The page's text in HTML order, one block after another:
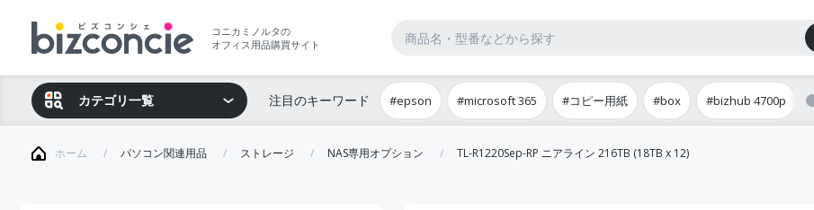
コニカミノルタの
オフィス用品購買サイト
カテゴリ一覧 注目のキーワード #epson #microsoft 365 #コピー用紙 #box #bizhub 4700p
ホーム パソコン関連用品 ストレージ NAS専用オプション TL-R1220Sep-RP ニアライン 216TB (18TB x 12)